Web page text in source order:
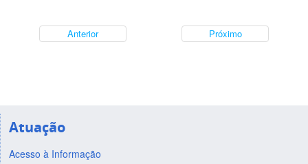
Anterior Próximo
Atuação
Acesso à Informação